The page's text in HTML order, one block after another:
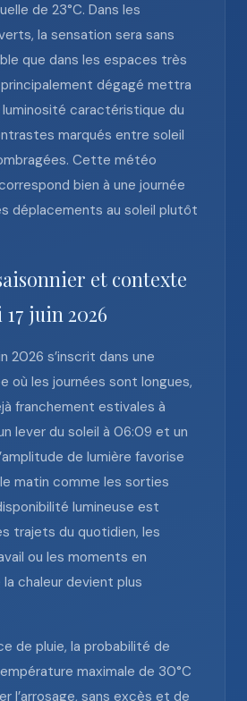
de 23°C. Dans les
la sensation sera sans
que dans les espaces très
dégagé mettra
luminosité caractéristique du
marqués entre soleil
Cette météo
bien à une journée
déplacements au soleil plutôt
et contexte
juin 2026
2026 s’inscrit dans une
où les journées sont longues,
franchement estivales à
lever du soleil à 06:09 et un
de lumière favorise
matin comme les sorties
lumineuse est
trajets du quotidien, les
ou les moments en
chaleur devient plus
de pluie, la probabilité de
maximale de 30°C
l’arrosage, sans excès et de